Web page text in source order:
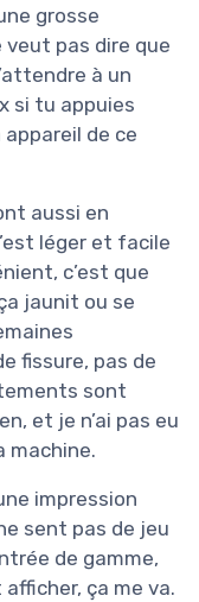
grosse
pas dire que
à un
si tu appuies
de ce
aussi en
léger et facile
c’est que
jaunit ou se
fissure, pas de
sont
et je n’ai pas eu
machine.
impression
sent pas de jeu
de gamme,
ça me va.